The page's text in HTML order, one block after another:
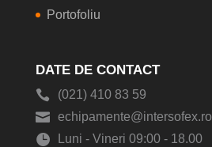
Portofoliu
DATE DE CONTACT
(021) 410 83 59
echipamente@intersofex.ro
Luni - Vineri 09:00 - 18.00